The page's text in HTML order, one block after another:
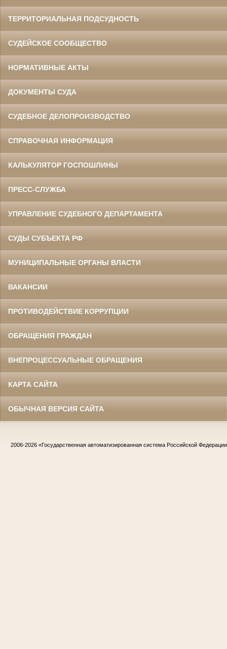
ТЕРРИТОРИАЛЬНАЯ ПОДСУДНОСТЬ
СУДЕЙСКОЕ СООБЩЕСТВО
НОРМАТИВНЫЕ АКТЫ
ДОКУМЕНТЫ СУДА
СУДЕБНОЕ ДЕЛОПРОИЗВОДСТВО
СПРАВОЧНАЯ ИНФОРМАЦИЯ
КАЛЬКУЛЯТОР ГОСПОШЛИНЫ
ПРЕСС-СЛУЖБА
УПРАВЛЕНИЕ СУДЕБНОГО ДЕПАРТАМЕНТА
СУДЫ СУБЪЕКТА РФ
МУНИЦИПАЛЬНЫЕ ОРГАНЫ ВЛАСТИ
ВАКАНСИИ
ПРОТИВОДЕЙСТВИЕ КОРРУПЦИИ
ОБРАЩЕНИЯ ГРАЖДАН
ВНЕПРОЦЕССУАЛЬНЫЕ ОБРАЩЕНИЯ
КАРТА САЙТА
ОБЫЧНАЯ ВЕРСИЯ САЙТА
2006-2026 «Государственная автоматизированная система Российской